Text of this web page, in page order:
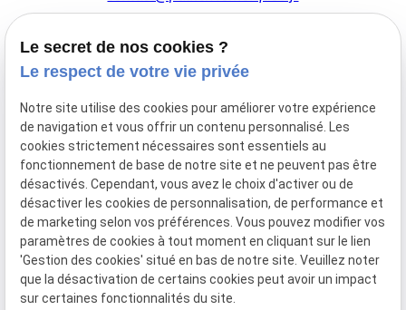
44 Avenue de la Division Leclerc
91160 BALLAINVILLIERS
Du Mardi au Samedi
De 9h00 à 12h30 et de 13h30 à 18h00
Le Lundi sur rendez-vous.
Mentions
légales
Politique de
confidentialité
Gestion
des
cookies
Plan du
site
Le secret de nos cookies ?
Le respect de votre vie privée
Notre site utilise des cookies pour améliorer votre expérience
de navigation et vous offrir un contenu personnalisé. Les
cookies strictement nécessaires sont essentiels au
fonctionnement de base de notre site et ne peuvent pas être
désactivés. Cependant, vous avez le choix d'activer ou de
désactiver les cookies de personnalisation, de performance et
de marketing selon vos préférences. Vous pouvez modifier vos
paramètres de cookies à tout moment en cliquant sur le lien
'Gestion des cookies' situé en bas de notre site. Veuillez noter
que la désactivation de certains cookies peut avoir un impact
sur certaines fonctionnalités du site.